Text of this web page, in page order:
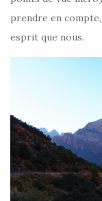
prendre en
esprit que nous.